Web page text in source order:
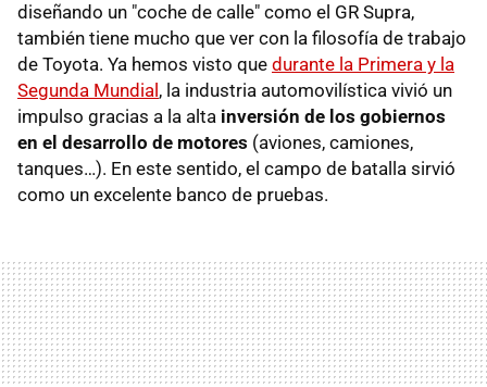
diseñando un "coche de calle" como el GR Supra,
también tiene mucho que ver con la filosofía de trabajo
de Toyota. Ya hemos visto que durante la Primera y la
Segunda Mundial , la industria automovilística vivió un
impulso gracias a la alta inversión de los gobiernos
en el desarrollo de motores (aviones, camiones,
tanques…). En este sentido, el campo de batalla sirvió
como un excelente banco de pruebas.